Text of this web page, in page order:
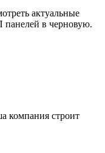
актуальные
панелей в черновую.
компания строит